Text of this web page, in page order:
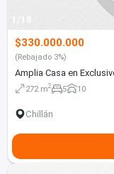
1/18
$330.000.000
(Rebajado 3%)
Amplia Casa en
272 m2 5 10
Chillán